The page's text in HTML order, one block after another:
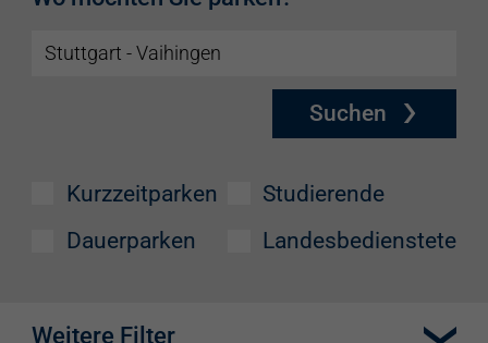
Suchen
Kurzzeitparken
Dauerparken
Studierende
Landesbedienstete
Weitere Filter